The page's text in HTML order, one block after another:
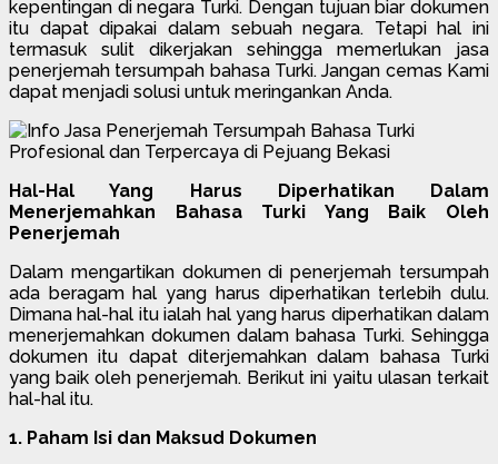
kepentingan di negara Turki. Dengan tujuan biar dokumen
itu dapat dipakai dalam sebuah negara. Tetapi hal ini
termasuk sulit dikerjakan sehingga memerlukan jasa
penerjemah tersumpah bahasa Turki. Jangan cemas Kami
dapat menjadi solusi untuk meringankan Anda.
Hal-Hal Yang Harus Diperhatikan Dalam
Menerjemahkan Bahasa Turki Yang Baik Oleh
Penerjemah
Dalam mengartikan dokumen di penerjemah tersumpah
ada beragam hal yang harus diperhatikan terlebih dulu.
Dimana hal-hal itu ialah hal yang harus diperhatikan dalam
menerjemahkan dokumen dalam bahasa Turki. Sehingga
dokumen itu dapat diterjemahkan dalam bahasa Turki
yang baik oleh penerjemah. Berikut ini yaitu ulasan terkait
hal-hal itu.
1. Paham Isi dan Maksud Dokumen